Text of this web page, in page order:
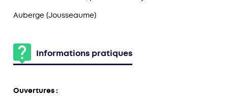
Auberge (Jousseaume)
Informations pratiques
Ouvertures :